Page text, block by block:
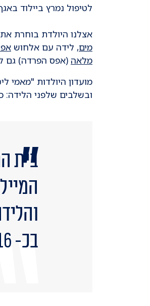
לטיפול נמרץ ביילוד
אצלנו היולדת בוחרת
מים, לידה עם אלחוש
מלאה (אפס הפרדה) גם
מועדון היולדות "מאמי
ובשלבים שלפני הלידה:
בית
בכ- 16 חדרי הלידה האישיים ובמרכז לידה טבעית.